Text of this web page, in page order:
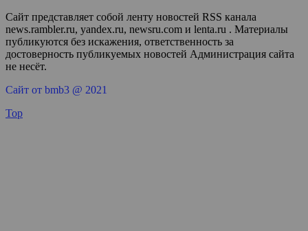
Сайт представляет собой ленту новостей RSS канала
news.rambler.ru, yandex.ru, newsru.com и lenta.ru . Материалы
публикуются без искажения, ответственность за
достоверность публикуемых новостей Администрация сайта
не несёт.
Сайт от bmb3 @ 2021
Top